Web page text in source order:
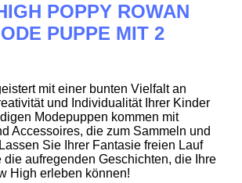
POPPY ROWAN
PUPPE MIT 2
mit einer bunten Vielfalt an
und Individualität Ihrer Kinder
Modepuppen kommen mit
Accessoires, die zum Sammeln und
Sie Ihrer Fantasie freien Lauf
die aufregenden Geschichten, die Ihre
High erleben können!